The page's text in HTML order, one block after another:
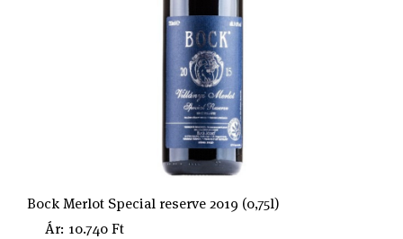
Bock Merlot Special reserve 2019 (0,75l)
Ár: 10.740 Ft